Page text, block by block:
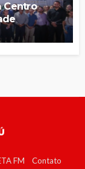
Centro
FM Contato